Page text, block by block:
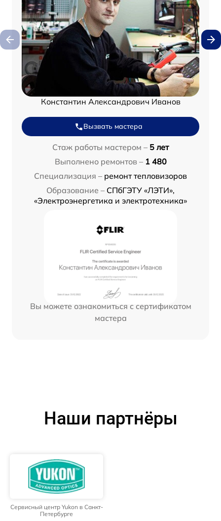
Константин Александрович Иванов
Вызвать мастера
Стаж работы мастером – 5 лет
Выполнено ремонтов – 1 480
Специализация – ремонт тепловизоров
Образование – СПбГЭТУ «ЛЭТИ»,
«Электроэнергетика и электротехника»
Вы можете ознакомиться с сертификатом
мастера
Наши партнёры
Сервисный центр Yukon в Санкт-
Петербурге